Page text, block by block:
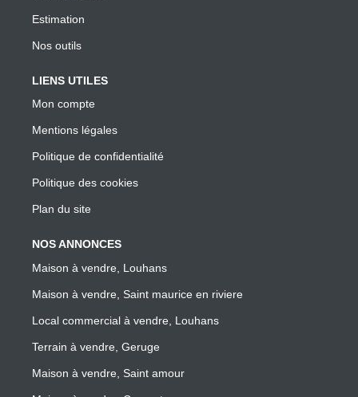
Estimation
Nos outils
LIENS UTILES
Mon compte
Mentions légales
Politique de confidentialité
Politique des cookies
Plan du site
NOS ANNONCES
Maison à vendre, Louhans
Maison à vendre, Saint maurice en riviere
Local commercial à vendre, Louhans
Terrain à vendre, Geruge
Maison à vendre, Saint amour